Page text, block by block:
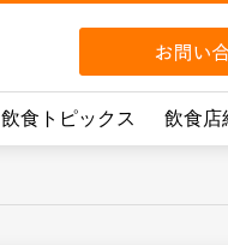
飲食トピックス 飲食店